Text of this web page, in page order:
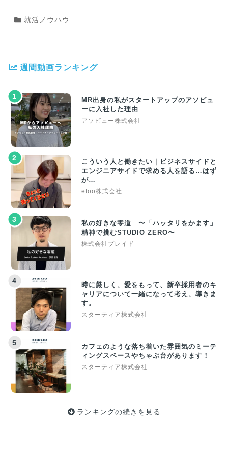
就活ノウハウ
週間動画ランキング
1
MR出身の私がスタートアップのアソビュ
ーに入社した理由
アソビュー株式会社
2
こういう人と働きたい｜ビジネスサイドと
エンジニアサイドで求める人を語る…はず
が…
efoo株式会社
3
私の好きな零道 〜「ハッタリをかます」
精神で挑むSTUDIO ZERO〜
株式会社プレイド
4
時に厳しく、愛をもって、新卒採用者のキ
ャリアについて一緒になって考え、導きま
す。
スターティア株式会社
5
カフェのような落ち着いた雰囲気のミーテ
ィングスペースやちゃぶ台があります！
スターティア株式会社
ランキングの続きを見る